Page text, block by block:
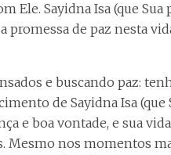
Ele. Sayidna Isa (que Sua
promessa de paz nesta
​​e buscando paz:
de Sayidna Isa (que
e boa vontade, e sua
Mesmo nos momentos